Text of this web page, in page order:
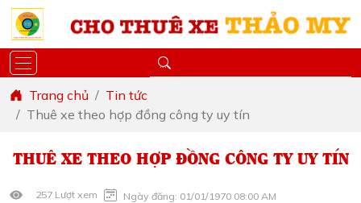
Trang chủ
Tin tức
Thuê xe theo hợp đồng công ty uy tín
THUÊ XE THEO HỢP ĐỒNG CÔNG TY UY TÍN
257 Lượt xem Ngày đăng: 01/01/1970 08:00 AM